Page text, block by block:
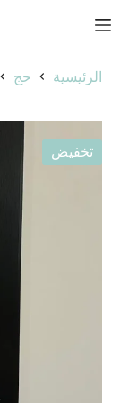
إلى
الرئيسية
حج
تخفيض